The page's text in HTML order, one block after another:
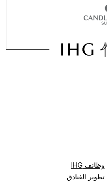
وظائف IHG
تطوير الفنادق